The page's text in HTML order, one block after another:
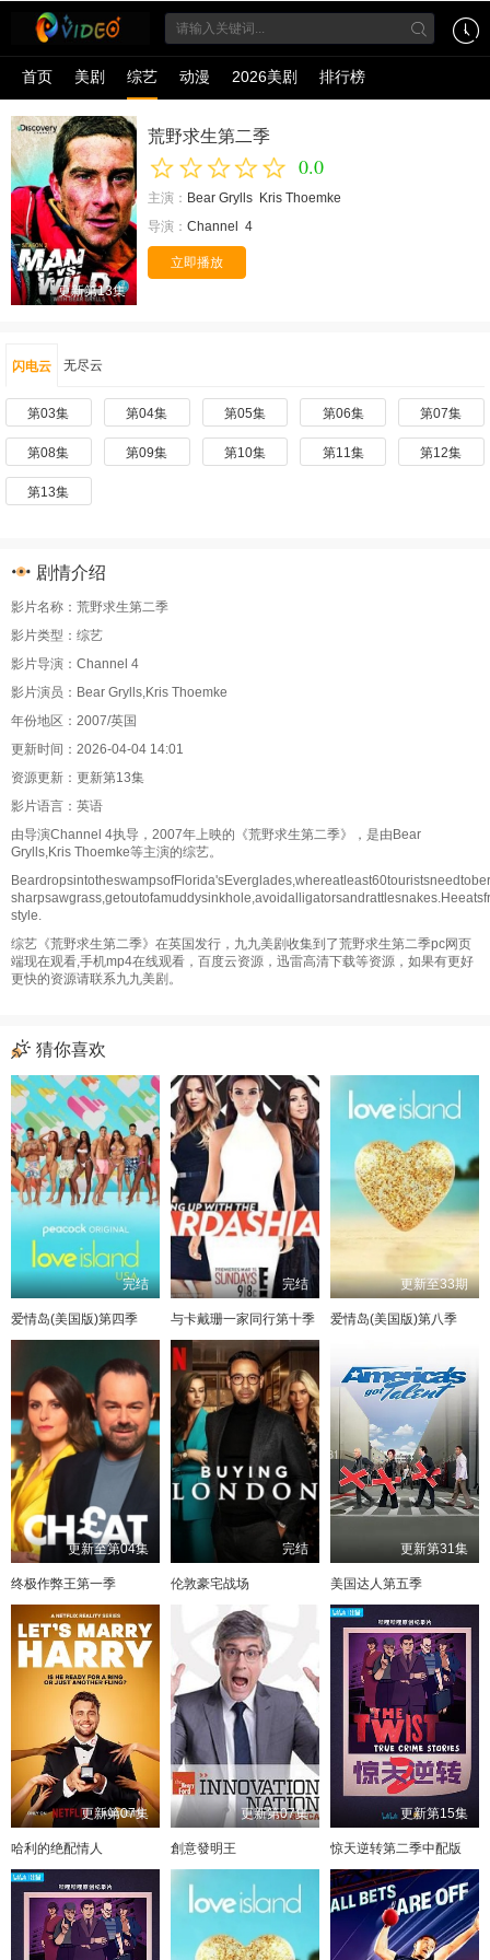
首页 美剧 综艺 动漫 2026美剧 排行榜
更新第13集
荒野求生第二季
0.0
主演： Bear Grylls Kris Thoemke
导演： Channel 4
立即播放
闪电云 无尽云
第03集 第04集 第05集 第06集 第07集
第08集 第09集 第10集 第11集 第12集
第13集
剧情介绍
影片名称：荒野求生第二季
影片类型：综艺
影片导演：Channel 4
影片演员：Bear Grylls,Kris Thoemke
年份地区：2007/英国
更新时间：2026-04-04 14:01
资源更新：更新第13集
影片语言：英语
由导演Channel 4执导，2007年上映的《荒野求生第二季》，是由Bear
Grylls,Kris Thoemke等主演的综艺。
style.
综艺《荒野求生第二季》在英国发行，九九美剧收集到了荒野求生第二季pc网页
端现在观看,手机mp4在线观看，百度云资源，迅雷高清下载等资源，如果有更好
更快的资源请联系九九美剧。
猜你喜欢
完结
爱情岛(美国版)第四季
完结
与卡戴珊一家同行第十季
更新至33期
爱情岛(美国版)第八季
更新至第04集
终极作弊王第一季
完结
伦敦豪宅战场
更新第31集
美国达人第五季
更新第07集
哈利的绝配情人
更新第07集
創意發明王
更新第15集
惊天逆转第二季中配版